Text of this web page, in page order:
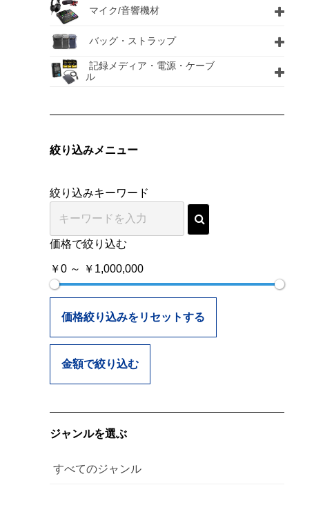
マイク/音響機材
バッグ・ストラップ
記録メディア・電源・ケーブ
ル
絞り込みメニュー
絞り込みキーワード
価格で絞り込む
￥0 ～ ￥1,000,000
価格絞り込みをリセットする
金額で絞り込む
ジャンルを選ぶ
すべてのジャンル